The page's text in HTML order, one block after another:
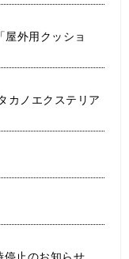
屋外用クッショ
カノエクステリア
停止のお知らせ